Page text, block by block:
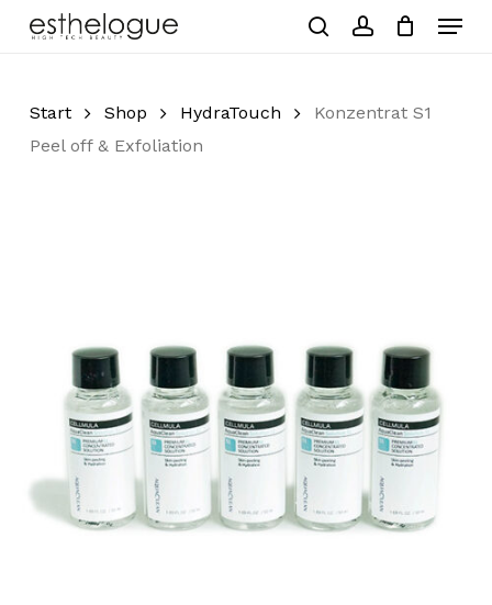
Menu
Start Shop HydraTouch
Konzentrat S1
Peel off & Exfoliation